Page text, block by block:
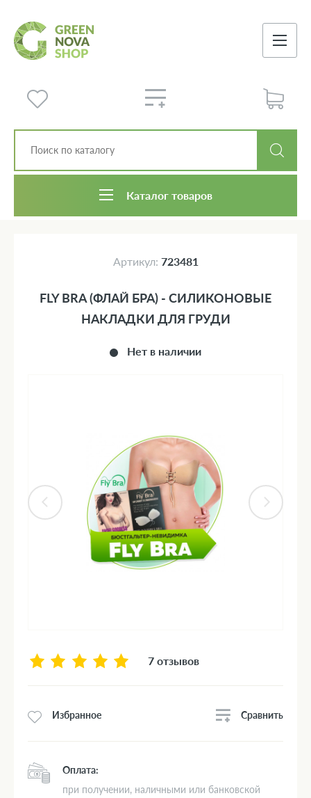
Каталог товаров
Артикул: 723481
Нет в наличии
FLY BRA (ФЛАЙ БРА) - СИЛИКОНОВЫЕ
НАКЛАДКИ ДЛЯ ГРУДИ
7 отзывов
Избранное Сравнить
Оплата:
при получении, наличными или банковской